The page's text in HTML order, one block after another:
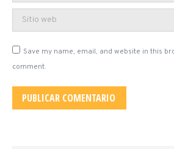
Sitio web
Save my name, email, and website in this
comment.
PUBLICAR COMENTARIO